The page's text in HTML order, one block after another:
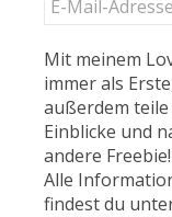
Mit meinem
immer als
außerdem
Einblicke und
andere Freebie!
Alle
findest du